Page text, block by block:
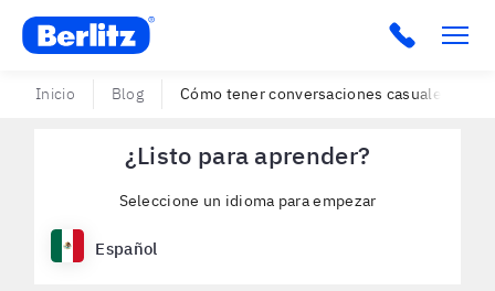
Berlitz USA Click to
Inicio Blog Cómo tener conversaciones casuales o
¿Listo para aprender?
Seleccione un idioma para empezar
Español